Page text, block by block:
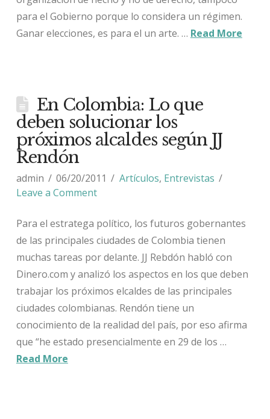
para el Gobierno porque lo considera un régimen.
Ganar elecciones, es para el un arte. … Read More
En Colombia: Lo que
deben solucionar los
próximos alcaldes según JJ
Rendón
admin 06/20/2011 Artículos, Entrevistas
Leave a Comment
Para el estratega político, los futuros gobernantes
de las principales ciudades de Colombia tienen
muchas tareas por delante. JJ Rebdón habló con
Dinero.com y analizó los aspectos en los que deben
trabajar los próximos elcaldes de las principales
ciudades colombianas. Rendón tiene un
conocimiento de la realidad del país, por eso afirma
que “he estado presencialmente en 29 de los …
Read More